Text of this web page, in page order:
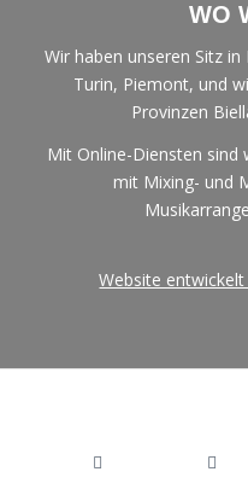
WO
Wir haben unseren Sitz
Turin, Piemont, und
Provinzen
Mit Online-Diensten sind
mit Mixing- und
Website